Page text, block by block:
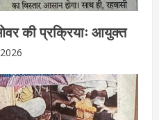
की प्रक्रियाः आयुक्त